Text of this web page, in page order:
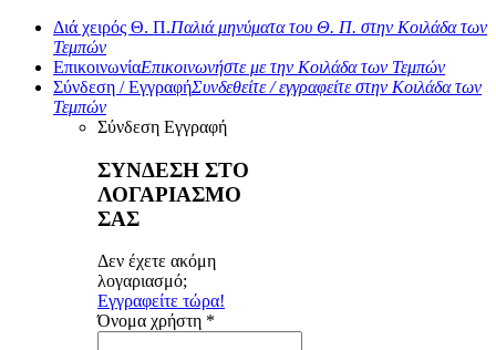
Διά χειρός Θ. Π.Παλιά μηνύματα του Θ. Π. στην Κοιλάδα των
Τεμπών
ΕπικοινωνίαΕπικοινωνήστε με την Κοιλάδα των Τεμπών
Σύνδεση / ΕγγραφήΣυνδεθείτε / εγγραφείτε στην Κοιλάδα των
Τεμπών
Σύνδεση Εγγραφή
ΣΥΝΔΕΣΗ ΣΤΟ
ΛΟΓΑΡΙΑΣΜΟ
ΣΑΣ
Δεν έχετε ακόμη
λογαριασμό;
Εγγραφείτε τώρα!
Όνομα χρήστη *